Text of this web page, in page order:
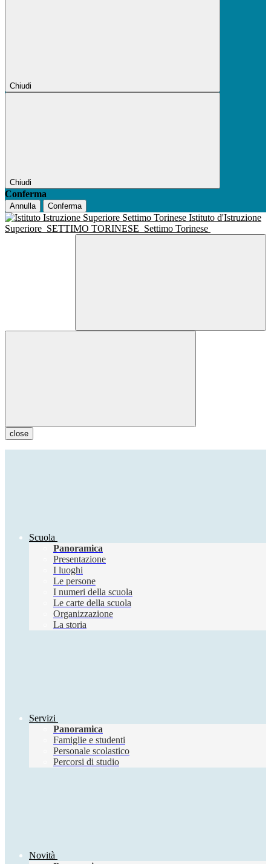
Chiudi
Chiudi
Conferma
Annulla Conferma
Istituto d'Istruzione
Superiore SETTIMO TORINESE Settimo Torinese
close
Scuola
Panoramica
Presentazione
I luoghi
Le persone
I numeri della scuola
Le carte della scuola
Organizzazione
La storia
Servizi
Panoramica
Famiglie e studenti
Personale scolastico
Percorsi di studio
Novità